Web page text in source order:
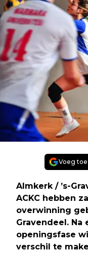
Voeg
Almkerk / ’s-
ACKC hebben
overwinning
Gravendeel. Na
openingsfase
verschil te